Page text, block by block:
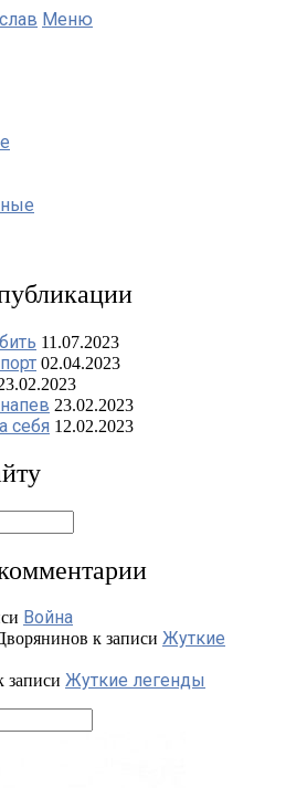
Меню
11.07.2023
02.04.2023
23.02.2023
себя 12.02.2023
Война
к записи Жуткие
записи Жуткие легенды